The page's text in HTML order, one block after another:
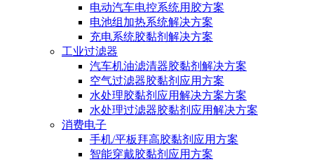
电动汽车电控系统用胶方案
电池组加热系统解决方案
充电系统胶黏剂解决方案
工业过滤器
汽车机油滤清器胶黏剂解决方案
空气过滤器胶黏剂应用方案
水处理胶黏剂应用解决方案方案
水处理过滤器胶黏剂应用解决方案
消费电子
手机/平板拜高胶黏剂应用方案
智能穿戴胶黏剂应用方案